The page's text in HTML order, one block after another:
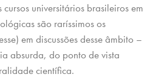
universitários brasileiros em
são raríssimos os
em discussões desse âmbito –
absurda, do ponto de vista
científica.